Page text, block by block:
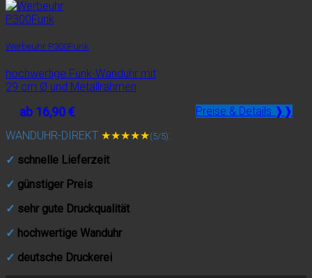
Werbeuhr P300Funk
hochwertige Funk-Wanduhr mit
29 cm Ø und Metallrahmen
ab 16,90 €
Preise & Details ❱❱
WANDUHR-DIREKT ★★★★★(5/5):
✓ schnelle Lieferzeit
✓ günstiger Preis
✓ sehr gute Druckqualität
✓ hochwertige Wanduhr
✓ deutsche Druckerei